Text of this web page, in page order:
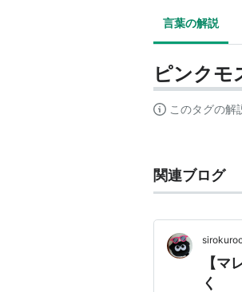
言葉の解説
ピンクモ
このタグの解
関連ブログ
【
く